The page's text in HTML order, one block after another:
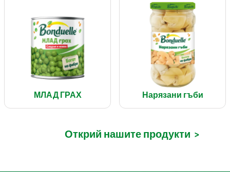
МЛАД ГРАХ Нарязани гъби
Открий нашите продукти >